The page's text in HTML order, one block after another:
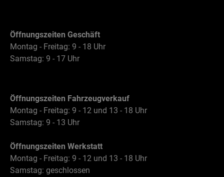
Öffnungszeiten Geschäft
Montag - Freitag: 9 - 18 Uhr
Samstag: 9 - 17 Uhr
Öffnungszeiten Fahrzeugverkauf
Montag - Freitag: 9 - 12 und 13 - 18 Uhr
Samstag: 9 - 13 Uhr
Öffnungszeiten Werkstatt
Montag - Freitag: 9 - 12 und 13 - 18 Uhr
Samstag: geschlossen